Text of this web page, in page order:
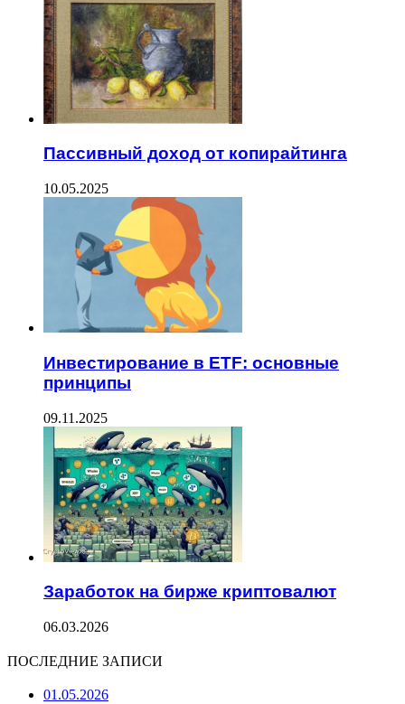
Пассивный доход от копирайтинга
10.05.2025
Инвестирование в ETF: основные
принципы
09.11.2025
Заработок на бирже криптовалют
06.03.2026
ПОСЛЕДНИЕ ЗАПИСИ
01.05.2026